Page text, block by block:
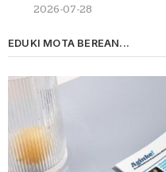
2026-07-28
EDUKI MOTA BEREAN...